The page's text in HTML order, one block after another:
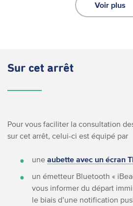
Voir plus
Sur cet arrêt
Pour vous faciliter la consultation
sur cet arrêt, celui-ci est équipé par
une aubette avec un écran
un émetteur Bluetooth «
vous informer du départ
le biais d’une notification